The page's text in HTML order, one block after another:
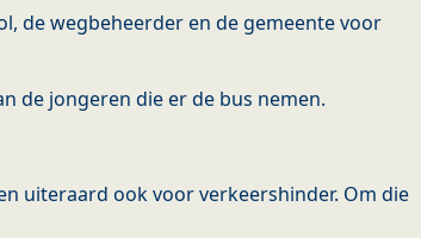
de wegbeheerder en de gemeente voor
de jongeren die er de bus nemen.
uiteraard ook voor verkeershinder. Om die